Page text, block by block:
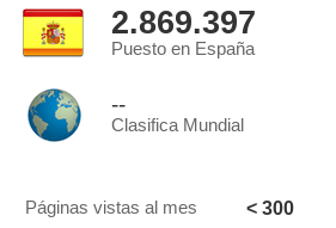
2.869.397
Puesto en España
--
Clasifica Mundial
Páginas vistas al mes < 300